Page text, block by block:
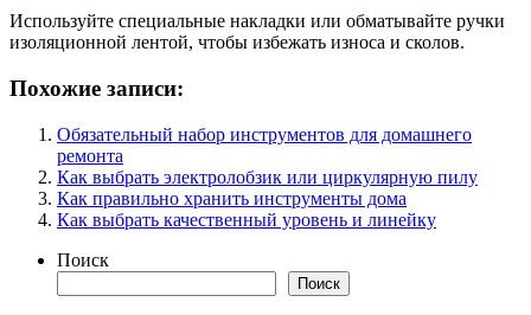
Используйте специальные накладки или обматывайте ручки
изоляционной лентой, чтобы избежать износа и сколов.
Похожие записи:
Обязательный набор инструментов для домашнего
ремонта
Как выбрать электролобзик или циркулярную пилу
Как правильно хранить инструменты дома
Как выбрать качественный уровень и линейку
Поиск
Поиск